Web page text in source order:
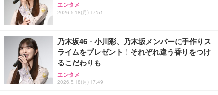
エンタメ
2026.5.18(月) 17:51
乃木坂46・小川彩、乃木坂メンバーに手作りス
ライムをプレゼント！それぞれ違う香りをつけ
るこだわりも
エンタメ
2026.5.18(月) 17:49